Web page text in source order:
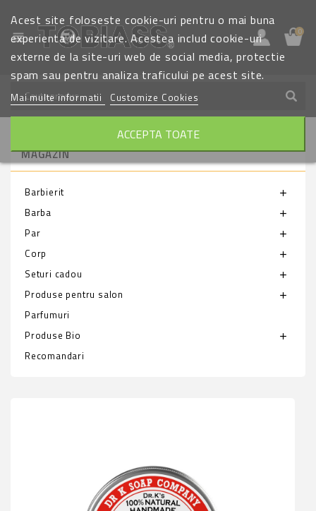
view_headline 0
Acest site foloseste cookie-uri pentru o mai buna
experienta de vizitare. Acestea includ cookie-uri
externe de la site-uri web de social media, protectie
spam sau pentru analiza traficului pe acest site.
Mai multe informatii Customize Cookies
ACCEPTA TOATE
MAGAZIN
Barbierit add
Barba add
Par add
Corp add
Seturi cadou add
Produse pentru salon add
Parfumuri
Produse Bio
add
Recomandari